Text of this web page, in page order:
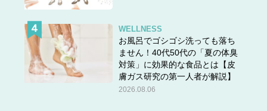
WELLNESS
お風呂でゴシゴシ洗っても落ち
ません！40代50代の「夏の体臭
対策」に効果的な食品とは【皮
膚ガス研究の第一人者が解説】
2026.08.06